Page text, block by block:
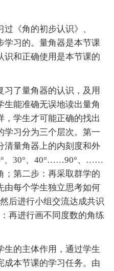
《角的初步认识》、
学习的。量角器是本节课
识和正确使用是本节课的
习了量角器的认识，及用
生能准确无误地读出量角
，学生才可能正确的找出
学习分为三个层次。第一
清量角器上的内刻度和外
、30°、40°……90°、……
；第二步：再采取群学的
由每个学生独立思考如何
后进行小组交流达成共识
再进行画不同度数的角练
生的主体作用，通过学生
成本节课的学习任务。由